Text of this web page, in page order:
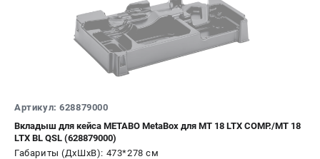
Артикул: 628879000
Вкладыш для кейса METABO MetaBox для MT 18 LTX COMP./MT 18
LTX BL QSL (628879000)
Габариты (ДхШхВ): 473*278 см